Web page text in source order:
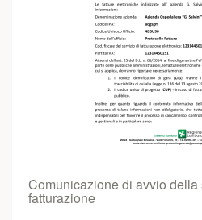
Comunicazione di avvio
fatturazione